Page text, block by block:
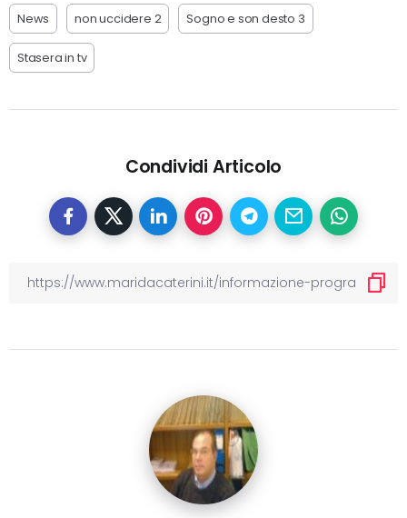
News non uccidere 2 Sogno e son desto 3
Stasera in tv
Condividi Articolo